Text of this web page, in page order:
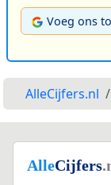
Voeg ons
AlleCijfers.nl